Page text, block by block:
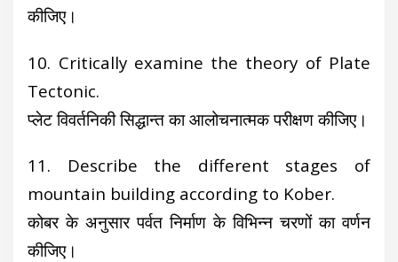
कीजिए।
10. Critically examine the theory of Plate
Tectonic.
प्लेट विवर्तनिकी सिद्धान्त का आलोचनात्मक परीक्षण कीजिए।
11. Describe the different stages of
mountain building according to Kober.
कोबर के अनुसार पर्वत निर्माण के विभिन्न चरणों का वर्णन
कीजिए।